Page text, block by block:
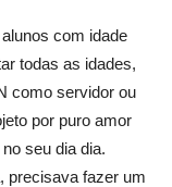
com idade
todas as idades,
como servidor ou
por puro amor
seu dia dia.
precisava fazer um